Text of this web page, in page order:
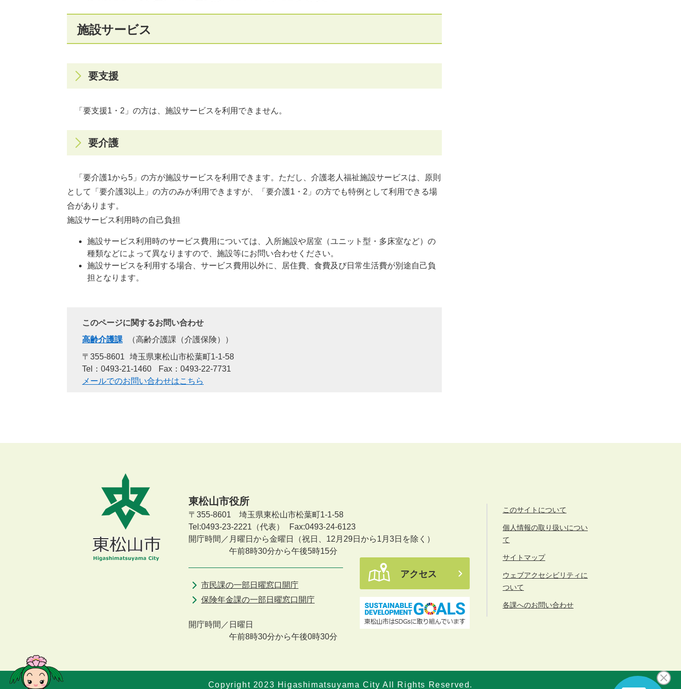
施設サービス
要支援
「要支援1・2」の方は、施設サービスを利用できません。
要介護
「要介護1から5」の方が施設サービスを利用できます。ただし、介護老人福祉施設サービスは、原則
として「要介護3以上」の方のみが利用できますが、「要介護1・2」の方でも特例として利用できる場
合があります。
施設サービス利用時の自己負担
施設サービス利用時のサービス費用については、入所施設や居室（ユニット型・多床室など）の
種類などによって異なりますので、施設等にお問い合わせください。
施設サービスを利用する場合、サービス費用以外に、居住費、食費及び日常生活費が別途自己負
担となります。
このページに関するお問い合わせ
高齢介護課
高齢介護課（介護保険）
〒355-8601
埼玉県東松山市松葉町1-1-58
Tel：0493-21-1460
Fax：0493-22-7731
メールでのお問い合わせはこちら
東松山市役所
〒355-8601 埼玉県東松山市松葉町1-1-58
Tel:0493-23-2221（代表）
Fax:0493-24-6123
開庁時間／月曜日から金曜日
（祝日、12月29日から1月3日を除く）
午前8時30分から午後5時15分
市民課の一部日曜窓口開庁
保険年金課の一部日曜窓口開庁
開庁時間／ 日曜日
午前8時30分から午後0時30分
アクセス
このサイトについて
個人情報の取り扱いについ
て
サイトマップ
ウェブアクセシビリティに
ついて
各課へのお問い合わせ
Copyright 2023 Higashimatsuyama City All Rights Reserved.